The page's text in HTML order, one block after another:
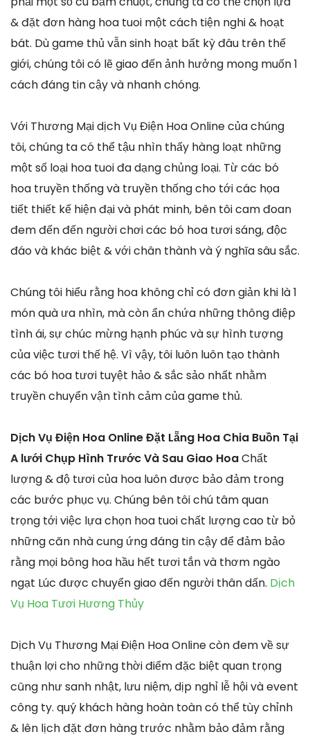
& đặt đơn hàng hoa tuoi một cách tiện nghi & hoạt
bát. Dù game thủ vẫn sinh hoạt bất kỳ đâu trên thế
giới, chúng tôi có lẽ giao đến ảnh hưởng mong muốn 1
cách đáng tin cậy và nhanh chóng.
Với Thương Mại dịch Vụ Điện Hoa Online của chúng
tôi, chúng ta có thể tậu nhìn thấy hàng loạt những
một số loại hoa tuoi đa dạng chủng loại. Từ các bó
hoa truyền thống và truyền thống cho tới các họa
tiết thiết kế hiện đại và phát minh, bên tôi cam đoan
đem đến đến người chơi các bó hoa tươi sáng, độc
đáo và khác biệt & với chân thành và ý nghĩa sâu sắc.
Chúng tôi hiểu rằng hoa không chỉ có đơn giản khi là 1
món quà ưa nhìn, mà còn ẩn chứa những thông điệp
tình ái, sự chúc mừng hạnh phúc và sự hình tượng
của việc tươi thế hệ. Vì vậy, tôi luôn luôn tạo thành
các bó hoa tươi tuyệt hảo & sắc sảo nhất nhằm
truyền chuyển vận tình cảm của game thủ.
Dịch Vụ Điện Hoa Online Đặt Lẵng Hoa Chia Buồn Tại
A lưới Chụp Hình Trước Và Sau Giao HoaChất
lượng & độ tươi của hoa luôn được bảo đảm trong
các bước phục vụ. Chúng bên tôi chú tâm quan
trọng tới việc lựa chọn hoa tuoi chất lượng cao từ bỏ
những căn nhà cung ứng đáng tin cậy để đảm bảo
rằng mọi bông hoa hầu hết tươi tắn và thơm ngào
ngạt Lúc được chuyển giao đến người thân dấn. Dịch
Vụ Hoa Tươi Hương Thủy
Dịch Vụ Thương Mại Điện Hoa Online còn đem về sự
thuận lợi cho những thời điểm đặc biệt quan trọng
cũng như sanh nhật, lưu niệm, dịp nghỉ lễ hội và event
công ty. quý khách hàng hoàn toàn có thể tùy chỉnh
& lên lịch đặt đơn hàng trước nhằm bảo đảm rằng